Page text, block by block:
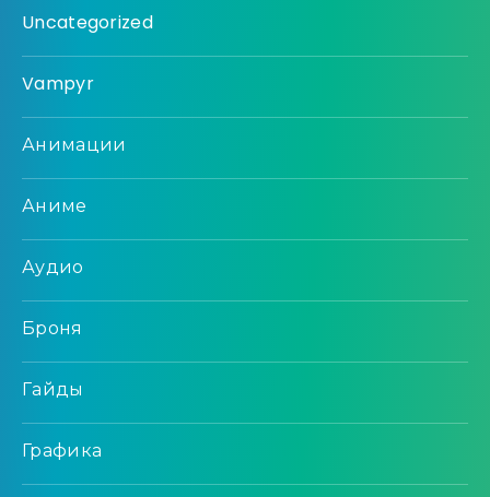
Uncategorized
Vampyr
Анимации
Аниме
Аудио
Броня
Гайды
Графика